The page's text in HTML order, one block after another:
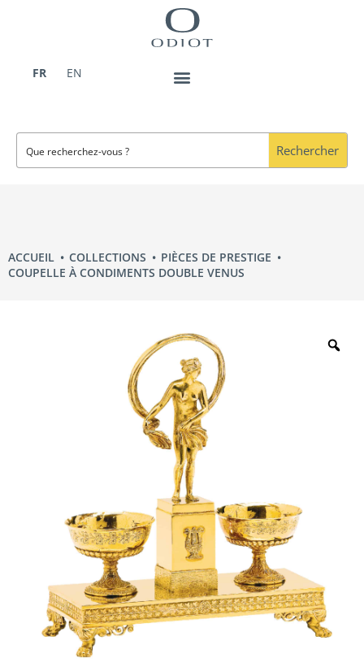
FR
EN
Rechercher
ACCUEIL COLLECTIONS
PIÈCES DE PRESTIGE
COUPELLE À CONDIMENTS DOUBLE VENUS